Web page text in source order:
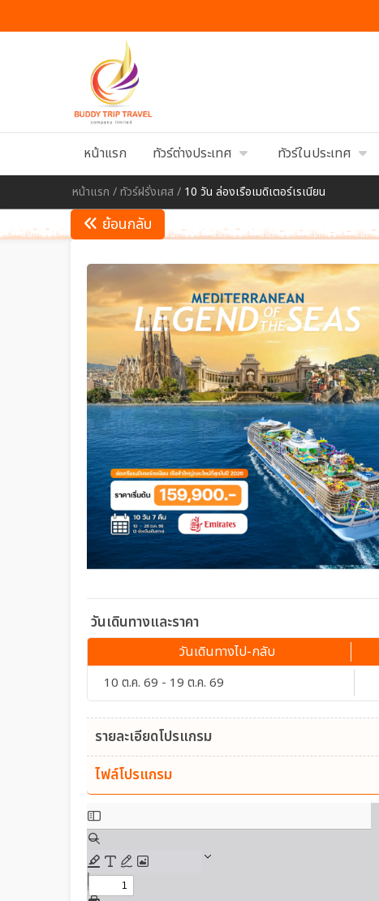
หน้าแรก ทัวร์ต่างประเทศ ทัวร์ในประเทศ
หน้าแรก /ทัวร์ฝรั่งเศส/ 10 วัน ล่องเรือเมดิเตอร์เรเนียน
ย้อนกลับ
วันเดินทางและราคา
วันเดินทางไป-กลับ
10 ต.ค. 69 - 19 ต.ค. 69
รายละเอียดโปรแกรม
ไฟล์โปรแกรม